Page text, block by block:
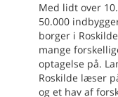
Med lidt over
50.000
borger i
mange
optagelse på.
Roskilde læser
og et hav af